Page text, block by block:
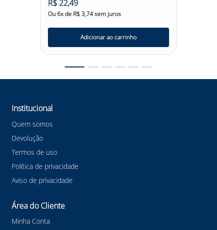
R$22,49
Ou6x de R$3,74sem juros
Adicionar ao carrinho
Institucional
Quem somos
Devolução
Termos de uso
Política de privacidade
Aviso de privacidade
Área do Cliente
Minha Conta